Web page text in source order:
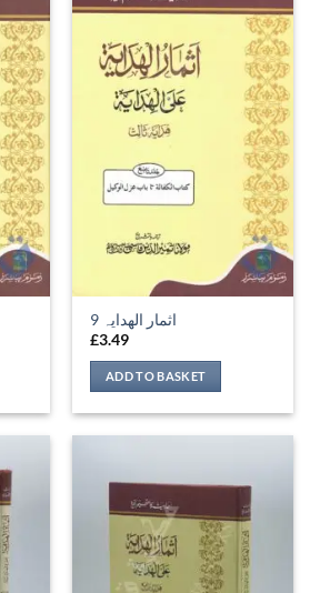
اثمار الھدایہ 9
£3.49
ADD TO BASKET